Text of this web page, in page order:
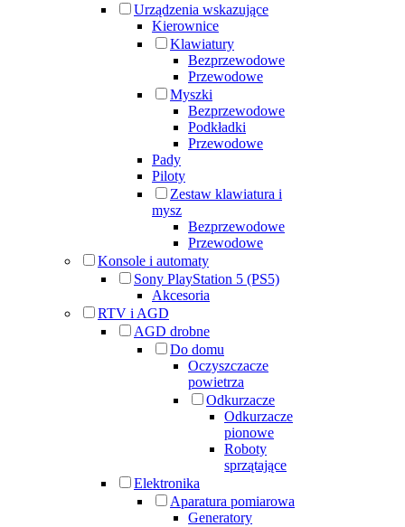
Urządzenia wskazujące
Kierownice
Klawiatury
Bezprzewodowe
Przewodowe
Myszki
Bezprzewodowe
Podkładki
Przewodowe
Pady
Piloty
Zestaw klawiatura i
mysz
Bezprzewodowe
Przewodowe
Konsole i automaty
Sony PlayStation 5 (PS5)
Akcesoria
RTV i AGD
AGD drobne
Do domu
Oczyszczacze
powietrza
Odkurzacze
Odkurzacze
pionowe
Roboty
sprzątające
Elektronika
Aparatura pomiarowa
Generatory